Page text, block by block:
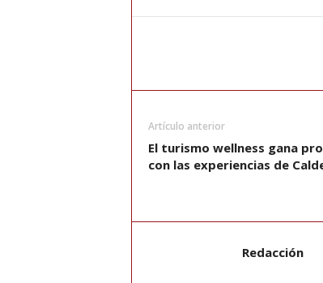
Artículo anterior
El turismo wellness gana
con las experiencias de
Redacción